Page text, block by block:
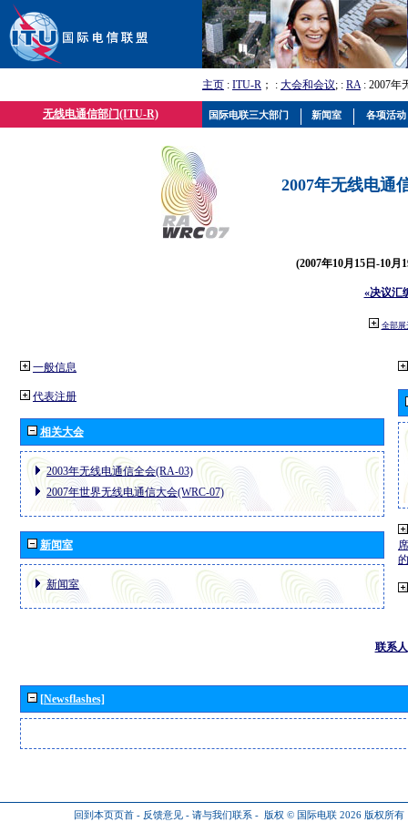
主页 : ITU-R ； : 大会和会议; : RA: 2007年
无线电通信部门(ITU-R)
2007年无线电通
(2007年10月15日-10月
«决议汇
全部展
一般信息
代表注册
相关大会
2003年无线电通信全会(RA-03)
2007年世界无线电通信大会(WRC-07)
新闻室
新闻室
联系人
[Newsflashes]
回到本页页首 - 反馈意见 - 请与我们联系 - 版权 © 国际电联 2026 版权所有
国际电联三大部门 新闻室 各项活动